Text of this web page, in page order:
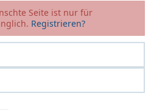
Seite ist nur für
Registrieren?